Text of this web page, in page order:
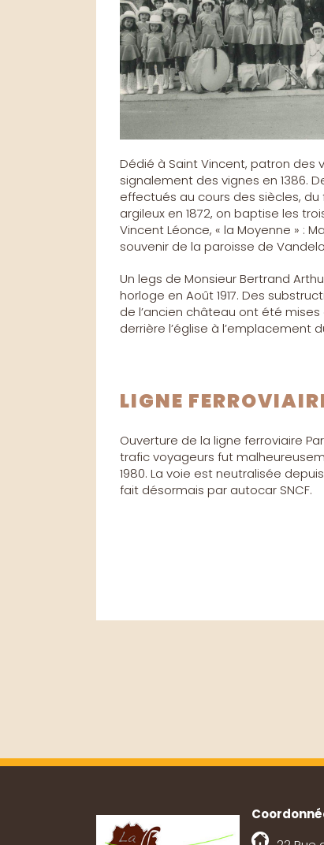
Dédié à Saint Vincent, patron des
signalement des vignes en 1386.
effectués au cours des siècles,
argileux en 1872, on baptise les
Vincent Léonce, « la Moyenne » :
souvenir de la paroisse de
Un legs de Monsieur Bertrand
horloge en Août 1917. Des
de l’ancien château ont été
derrière l’église à l’emplacement
LIGNE
Ouverture de la ligne ferroviaire
trafic voyageurs fut
1980. La voie est neutralisée
fait désormais par autocar SNCF.